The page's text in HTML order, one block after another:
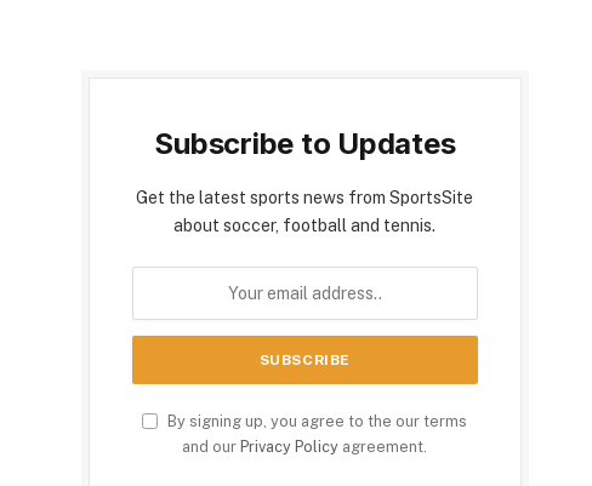
Subscribe to Updates
Get the latest sports news from SportsSite
about soccer, football and tennis.
By signing up, you agree to the our terms
and our Privacy Policy agreement.